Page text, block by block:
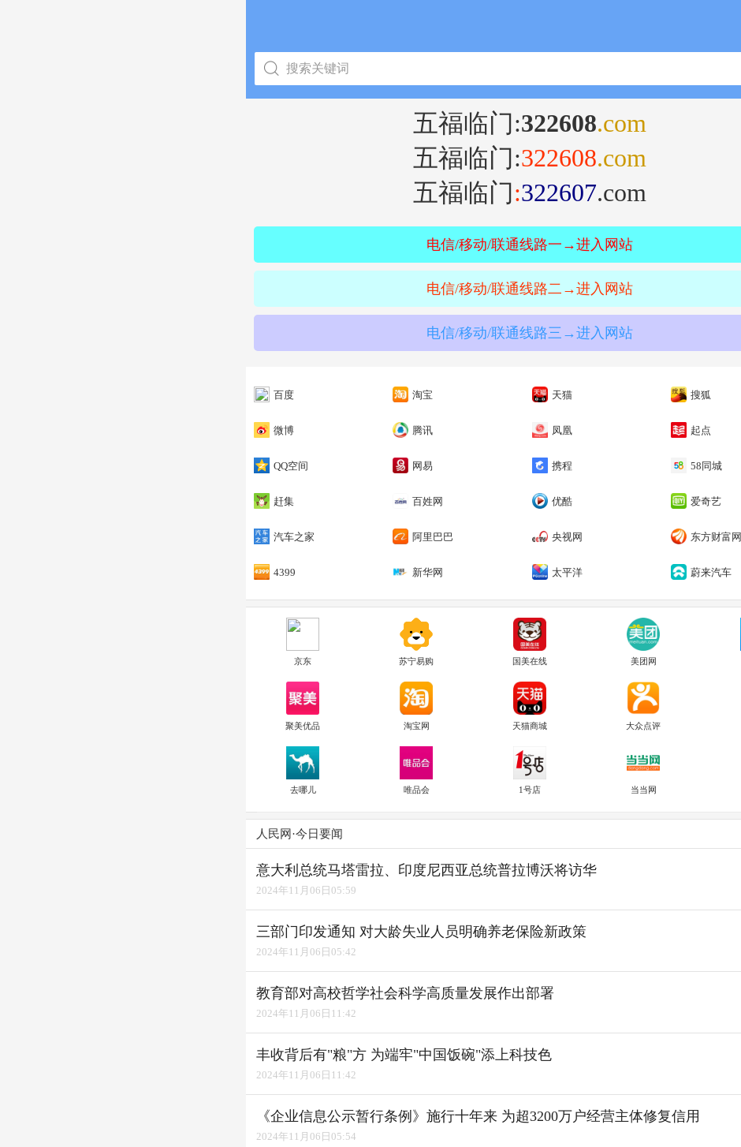
五福临门:322608.com
五福临门:322608.com
五福临门:322607.com
电信/移动/联通线路一→进入网站
电信/移动/联通线路二→进入网站
电信/移动/联通线路三→进入网站
百度 淘宝 天猫 搜狐
微博 腾讯 凤凰 起点
QQ空间 网易 携程 58同城
赶集 百姓网 优酷 爱奇艺
汽车之家 阿里巴巴 央视网 东方财富网
4399 新华网 太平洋 蔚来汽车
京东 苏宁易购 国美在线 美团网
聚美优品 淘宝网 天猫商城 大众点评
去哪儿 唯品会 1号店 当当网
人民网·今日要闻
意大利总统马塔雷拉、印度尼西亚总统普拉博沃将访华
2024年11月06日05:59
三部门印发通知 对大龄失业人员明确养老保险新政策
2024年11月06日05:42
教育部对高校哲学社会科学高质量发展作出部署
2024年11月06日11:42
丰收背后有"粮"方 为端牢"中国饭碗"添上科技色
2024年11月06日11:42
《企业信息公示暂行条例》施行十年来 为超3200万户经营主体修复信用
2024年11月06日05:54